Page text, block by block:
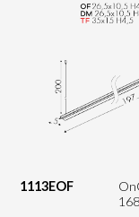
1113EOF